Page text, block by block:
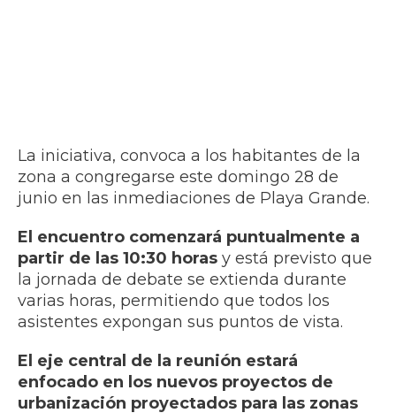
La iniciativa, convoca a los habitantes de la
zona a congregarse este domingo 28 de
junio en las inmediaciones de Playa Grande.
El encuentro comenzará puntualmente a
partir de las 10:30 horas y está previsto que
la jornada de debate se extienda durante
varias horas, permitiendo que todos los
asistentes expongan sus puntos de vista.
El eje central de la reunión estará
enfocado en los nuevos proyectos de
urbanización proyectados para las zonas